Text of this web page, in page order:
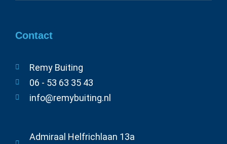
Contact
Remy Buiting
06 - 53 63 35 43
info@remybuiting.nl
Admiraal Helfrichlaan 13a